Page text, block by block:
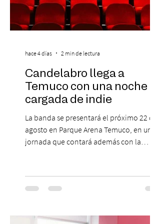
Candelabro llega a
Temuco con una noche
cargada de indie
La banda se presentará el próximo 22 de
agosto en Parque Arena Temuco, en una
jornada que contará además con la
agosto, el Parque Arena Temuco será
escenario de una noche dedicada al indie
banda que llegará a la capital de La
hace 4 días 2 min de lectura